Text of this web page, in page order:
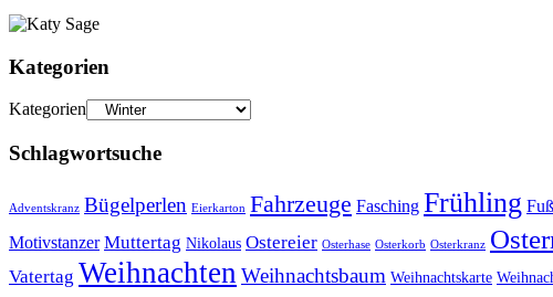
Kategorien
Kategorien
Schlagwortsuche
Adventskranz Bügelperlen Eierkarton Fahrzeuge Fasching Frühling
Motivstanzer Muttertag Nikolaus Ostereier Osterhase Osterkorb Osterkranz
Vatertag Weihnachten Weihnachtsbaum Weihnachtskarte